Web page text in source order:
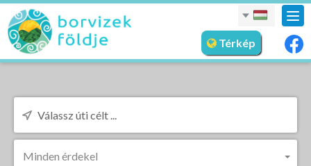
Térkép
Minden érdekel